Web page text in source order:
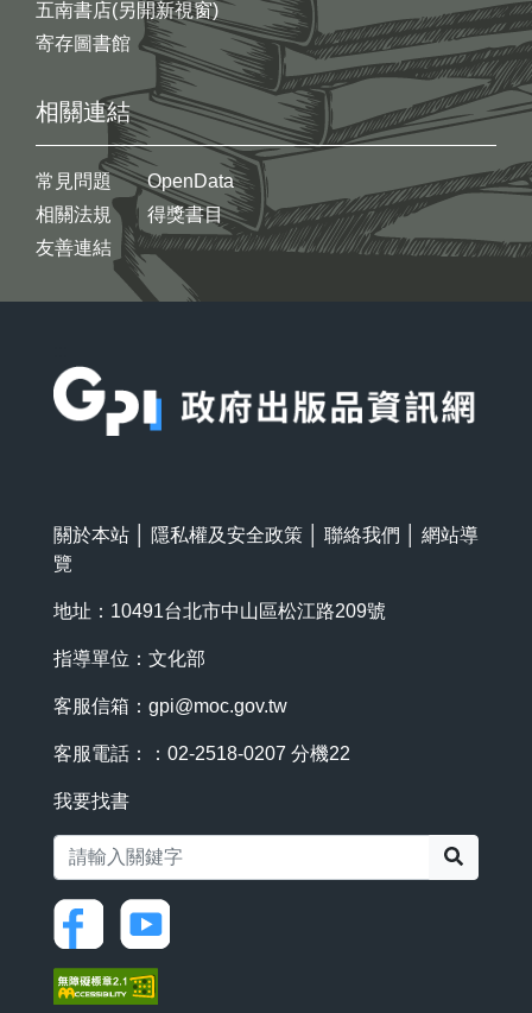
五南書店(另開新視窗)
寄存圖書館
相關連結
常見問題
相關法規
友善連結
OpenData
得獎書目
關於本站 隱私權及安全政策 聯絡我們
網站導
覽
地址：10491台北市中山區松江路209號
指導單位：文化部
客服信箱： gpi@moc.gov.tw
客服電話：：02-2518-0207 分機22
我要找書